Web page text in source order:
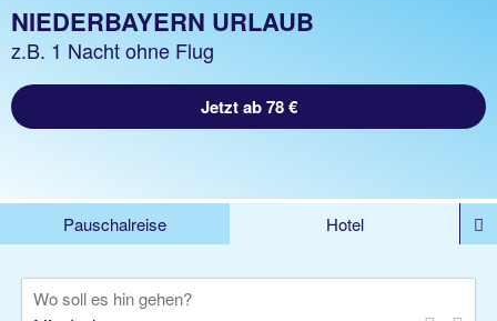
NIEDERBAYERN URLAUB
z.B. 1 Nacht ohne Flug
Jetzt ab 78 €
Pauschalreise
Hotel
Kreuzfahrten
Rundreisen
Wo soll es hin gehen?